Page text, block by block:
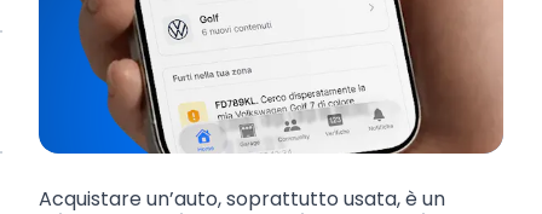
Acquistare un’auto, soprattutto usata, è un